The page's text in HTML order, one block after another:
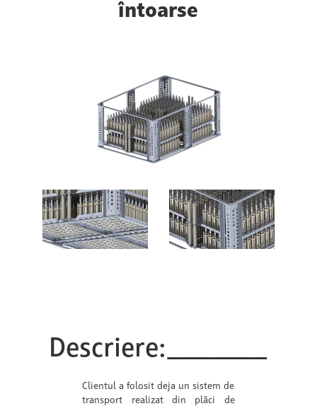
întoarse
Descriere:__________
Clientul a folosit deja un sistem de
transport realizat din plăci de